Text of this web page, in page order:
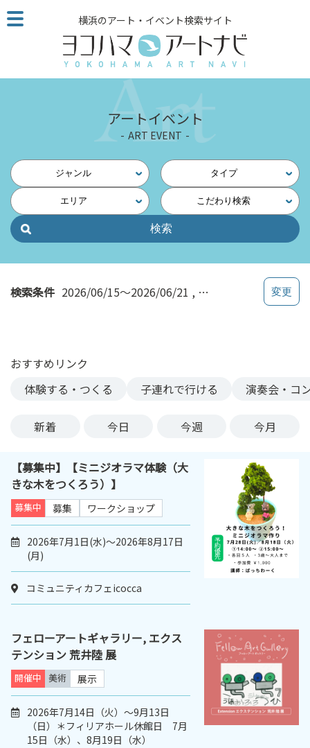
こ
の
ジ
読
他
ペ
の
横浜のアート・イベント検索サイト
アートイベント
ART EVENT
ジャンル タイプ
エリア こだわり検索
検索条件 2026/06/15～2026/06/21 インクルーシブ
おすすめリンク
体験する・つくる
子連れで行ける 演奏会・コ
新着 今日 今週 今月
【募集中】【ミニジオラマ体験（大
きな木をつくろう）】
募集中 募集 ワークショップ
2026年7月1日(水)～2026年8月17日
(月)
コミュニティカフェicocca
フェローアートギャラリー, エクス
テンション 荒井陸 展
開催中 美術 展示
2026年7月14日（火）〜9月13日
（日）＊フィリアホール休館日 7月
15日（水）、8月19日（水）